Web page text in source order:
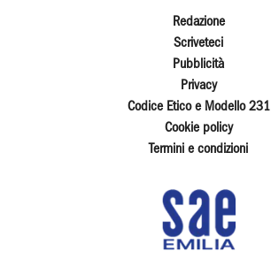
Redazione
Scriveteci
Pubblicità
Privacy
Codice Etico e Modello 231
Cookie policy
Termini e condizioni